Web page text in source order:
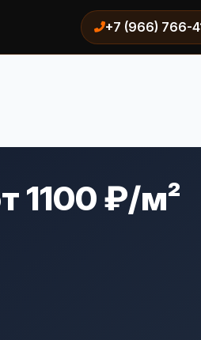
+7 (966) 766-
1100 ₽/м²